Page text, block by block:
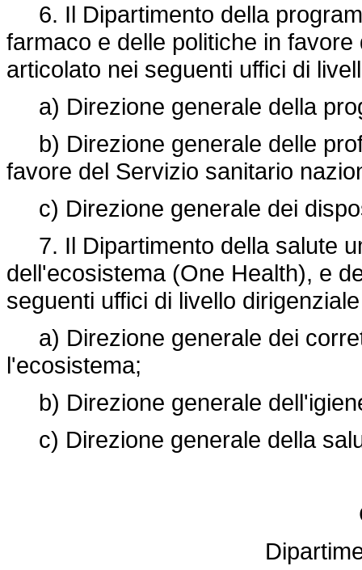
6. Il Dipartimento della
farmaco e delle politiche in
articolato nei seguenti uffici di
a) Direzione generale della
b) Direzione generale delle
favore del Servizio sanitario
c) Direzione generale dei
7. Il Dipartimento della salute
dell'ecosistema (One Health), e
seguenti uffici di livello
a) Direzione generale dei
l'ecosistema;
b) Direzione generale
c) Direzione generale della